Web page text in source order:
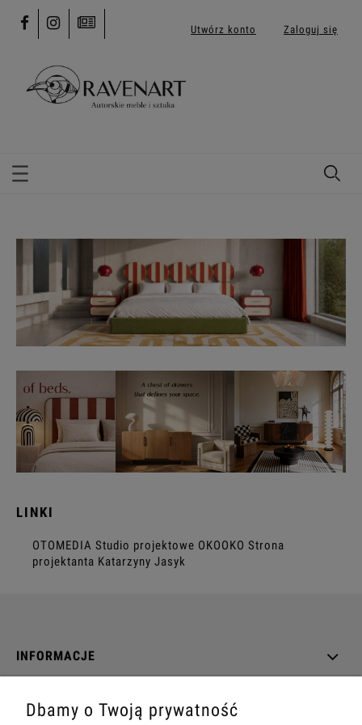
Utwórz konto Zaloguj się
LINKI
OTOMEDIA Studio projektowe OKOOKO Strona
projektanta Katarzyny Jasyk
INFORMACJE
Dbamy o Twoją prywatność